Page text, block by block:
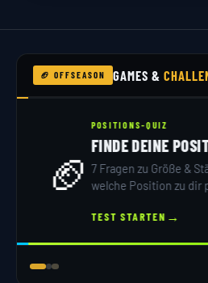
🏈 OFFSEASON GAMES &
🏟️
NFL DRAFT 2026
DRAFT SIMULATOR
32 Teams, 7 Runden –
Scout-Rating!
JETZT DRAFTEN →